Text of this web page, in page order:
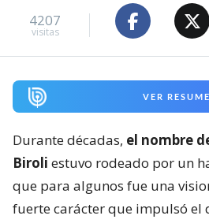
4207
visitas
VER
Durante décadas, el nombre
Biroli estuvo rodeado por un
que para algunos fue una
fuerte carácter que impulsó el